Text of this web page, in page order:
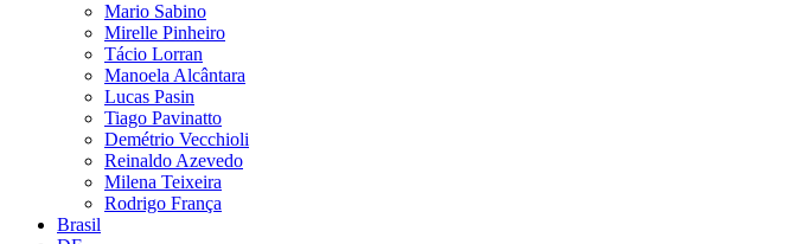
Mario Sabino
Mirelle Pinheiro
Tácio Lorran
Manoela Alcântara
Lucas Pasin
Tiago Pavinatto
Demétrio Vecchioli
Reinaldo Azevedo
Milena Teixeira
Rodrigo França
Brasil